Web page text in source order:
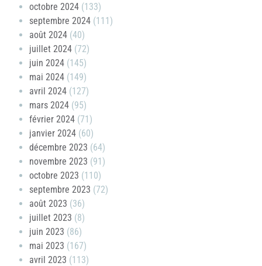
octobre 2024 (133)
septembre 2024 (111)
août 2024 (40)
juillet 2024 (72)
juin 2024 (145)
mai 2024 (149)
avril 2024 (127)
mars 2024 (95)
février 2024 (71)
janvier 2024 (60)
décembre 2023 (64)
novembre 2023 (91)
octobre 2023 (110)
septembre 2023 (72)
août 2023 (36)
juillet 2023 (8)
juin 2023 (86)
mai 2023 (167)
avril 2023 (113)